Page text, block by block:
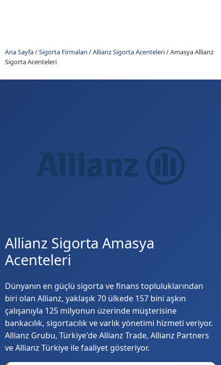
Ana Sayfa/Sigorta Firmaları/Allianz Sigorta Acenteleri/Amasya Allianz
Sigorta Acenteleri
Allianz Sigorta Amasya
Acenteleri
Dünyanın en güçlü sigorta ve finans topluluklarından
biri olan Allianz, yaklaşık 70 ülkede 157 bini aşkın
çalışanıyla 125 milyonun üzerinde müşterisine
bankacılık, sigortacılık ve varlık yönetimi hizmeti veriyor.
Allianz Grubu, Türkiye'de Allianz Trade, Allianz Partners
ve Allianz Türkiye ile faaliyet gösteriyor.